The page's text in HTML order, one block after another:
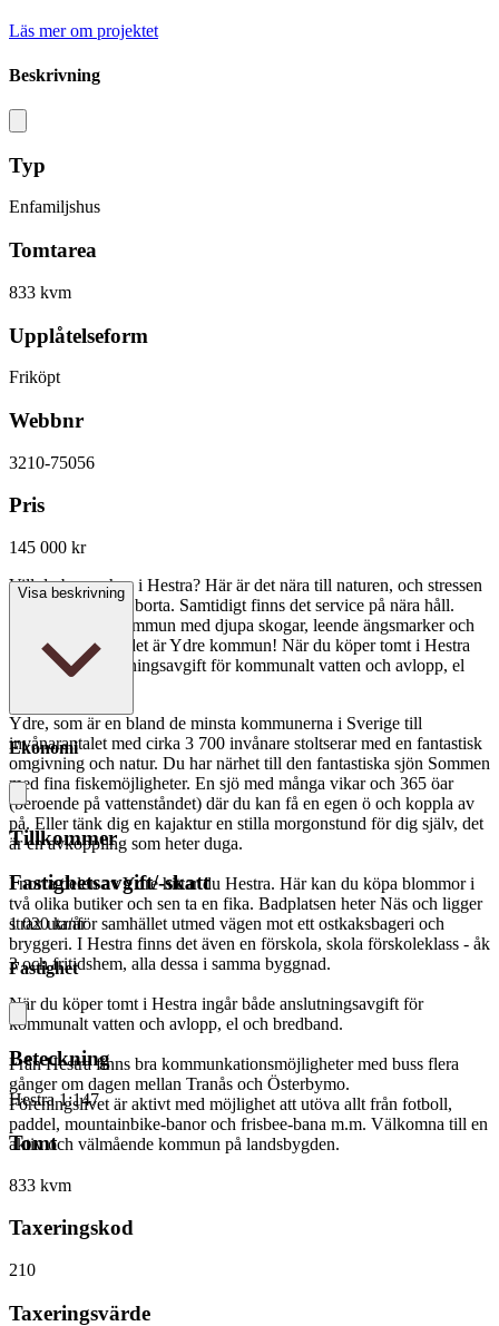
Läs mer om projektet
Beskrivning
Typ
Enfamiljshus
Tomtarea
833 kvm
Upplåtelseform
Friköpt
Webbnr
3210-75056
Pris
145 000 kr
Vill du bygga hus i Hestra? Här är det nära till naturen, och stressen
i stan känns långt borta. Samtidigt finns det service på nära håll.
Liten men tuff kommun med djupa skogar, leende ängsmarker och
hundratals sjöar, det är Ydre kommun! När du köper tomt i Hestra
ingår både anslutningsavgift för kommunalt vatten och avlopp, el
Ydre, som är en bland de minsta kommunerna i Sverige till
invånarantalet med cirka 3 700 invånare stoltserar med en fantastisk
omgivning och natur. Du har närhet till den fantastiska sjön Sommen
med fina fiskemöjligheter. En sjö med många vikar och 365 öar
(beroende på vattenståndet) där du kan få en egen ö och koppla av
på. Eller tänk dig en kajaktur en stilla morgonstund för dig själv, det
är en avkoppling som heter duga.
I norra delen av Ydre hittar du Hestra. Här kan du köpa blommor i
två olika butiker och sen ta en fika. Badplatsen heter Näs och ligger
strax utanför samhället utmed vägen mot ett ostkaksbageri och
bryggeri. I Hestra finns det även en förskola, skola förskoleklass - åk
3 och fritidshem, alla dessa i samma byggnad.
När du köper tomt i Hestra ingår både anslutningsavgift för
kommunalt vatten och avlopp, el och bredband.
Från Hestra finns bra kommunkationsmöjligheter med buss flera
gånger om dagen mellan Tranås och Österbymo.
Föreningslivet är aktivt med möjlighet att utöva allt från fotboll,
paddel, mountainbike-banor och frisbee-bana m.m. Välkomna till en
aktiv och välmående kommun på landsbygden.
Visa beskrivning
Ekonomi
Tillkommer
Fastighetsavgift/-skatt
1 020 kr/år
Fastighet
Beteckning
Hestra 1:147
Tomt
833 kvm
Taxeringskod
210
Taxeringsvärde